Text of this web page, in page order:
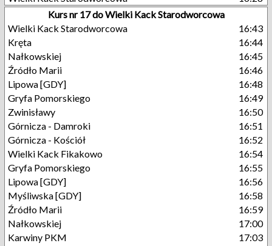
Kurs nr 17 do Wielki Kack Starodworcowa
Wielki Kack Starodworcowa
16:43
Kręta
16:44
Nałkowskiej
16:45
Źródło Marii
16:46
Lipowa [GDY]
16:48
Gryfa Pomorskiego
16:49
Zwinisławy
16:50
Górnicza - Damroki
16:51
Górnicza - Kościół
16:52
Wielki Kack Fikakowo
16:54
Gryfa Pomorskiego
16:55
Lipowa [GDY]
16:56
Myśliwska [GDY]
16:58
Źródło Marii
16:59
Nałkowskiej
17:00
Karwiny PKM
17:03